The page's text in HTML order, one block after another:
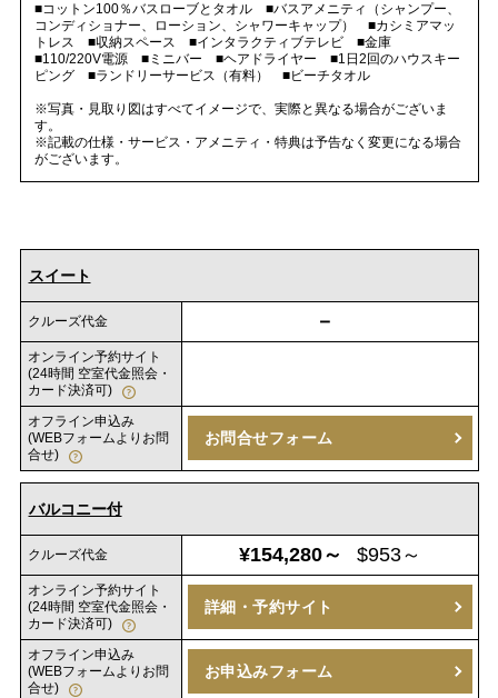
■コットン100％バスローブとタオル ■バスアメニティ（シャンプー、
コンディショナー、ローション、シャワーキャップ） ■カシミアマッ
トレス ■収納スペース ■インタラクティブテレビ ■金庫
■110/220V電源 ■ミニバー ■ヘアドライヤー ■1日2回のハウスキー
ピング ■ランドリーサービス（有料） ■ビーチタオル
※写真・見取り図はすべてイメージで、実際と異なる場合がございま
す。
※記載の仕様・サービス・アメニティ・特典は予告なく変更になる場合
がございます。
スイート
クルーズ代金 －
オンライン予約サイト
(24時間 空室代金照会・
カード決済可)
オフライン申込み
(WEBフォームよりお問
合せ)
お問合せフォーム
バルコニー付
クルーズ代金 ¥154,280～ $953～
オンライン予約サイト
(24時間 空室代金照会・
カード決済可)
詳細・予約サイト
オフライン申込み
(WEBフォームよりお問
合せ)
お申込みフォーム